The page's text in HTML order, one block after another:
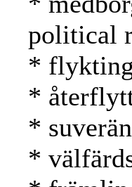
political
*
*
*
*